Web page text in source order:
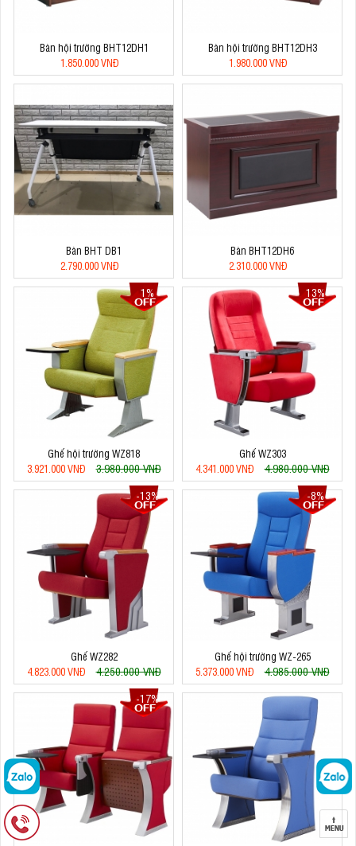
Bàn hội trường BHT12DH1
1.850.000 VNĐ
Bàn hội trường BHT12DH3
1.980.000 VNĐ
Bàn BHT DB1
2.790.000 VNĐ
Bàn BHT12DH6
2.310.000 VNĐ
1%
Ghế hội trường WZ818
3.921.000 VNĐ
3.980.000 VNĐ
13%
Ghế WZ303
4.341.000 VNĐ
4.980.000 VNĐ
-13%
Ghế WZ282
4.823.000 VNĐ
4.250.000 VNĐ
-8%
Ghế hội trường WZ-265
5.373.000 VNĐ
4.985.000 VNĐ
-17%